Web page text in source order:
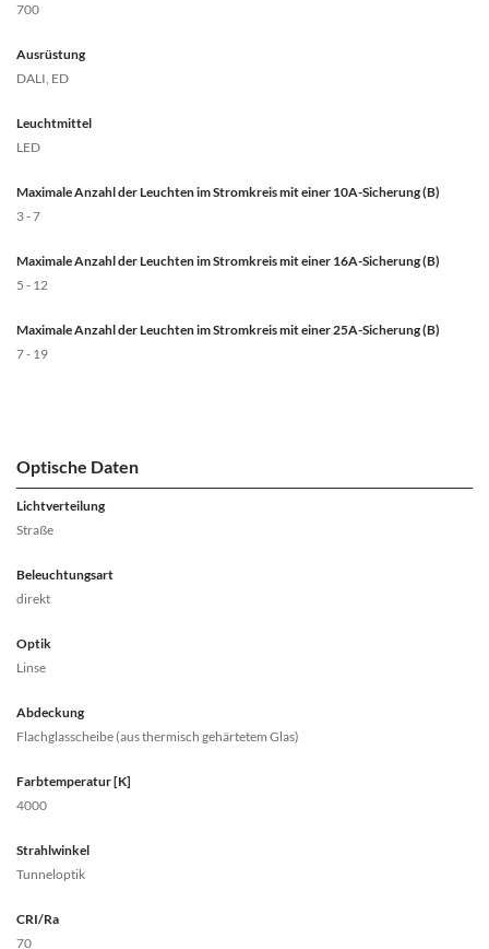
700
Ausrüstung
DALI, ED
Leuchtmittel
LED
Maximale Anzahl der Leuchten im Stromkreis mit einer 10A-Sicherung (B)
3 - 7
Maximale Anzahl der Leuchten im Stromkreis mit einer 16A-Sicherung (B)
5 - 12
Maximale Anzahl der Leuchten im Stromkreis mit einer 25A-Sicherung (B)
7 - 19
Optische Daten
Lichtverteilung
Straße
Beleuchtungsart
direkt
Optik
Linse
Abdeckung
Flachglasscheibe (aus thermisch gehärtetem Glas)
Farbtemperatur [K]
4000
Strahlwinkel
Tunneloptik
CRI/Ra
70